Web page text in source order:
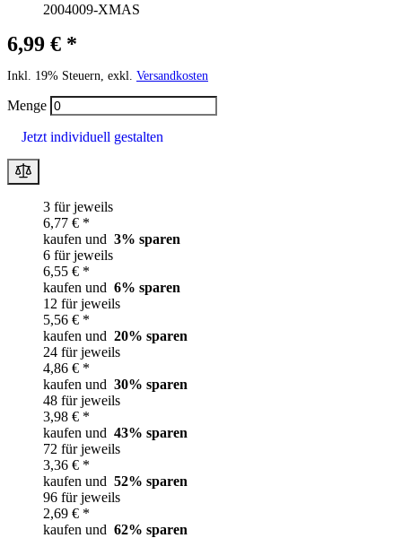
2004009-XMAS
6,99 € *
Inkl. 19% Steuern, exkl. Versandkosten
Menge
Jetzt individuell gestalten
3 für jeweils
6,77 € *
kaufen und 3% sparen
6 für jeweils
6,55 € *
kaufen und 6% sparen
12 für jeweils
5,56 € *
kaufen und 20% sparen
24 für jeweils
4,86 € *
kaufen und 30% sparen
48 für jeweils
3,98 € *
kaufen und 43% sparen
72 für jeweils
3,36 € *
kaufen und 52% sparen
96 für jeweils
2,69 € *
kaufen und 62% sparen